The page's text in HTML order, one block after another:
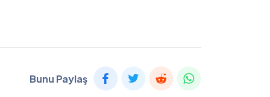
Bunu Paylaş